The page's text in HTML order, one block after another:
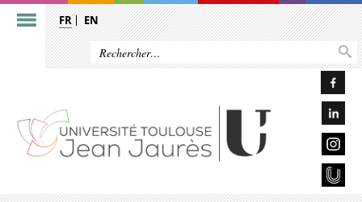
FR EN